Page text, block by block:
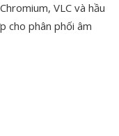
VLC và hầu
cho phân phối âm